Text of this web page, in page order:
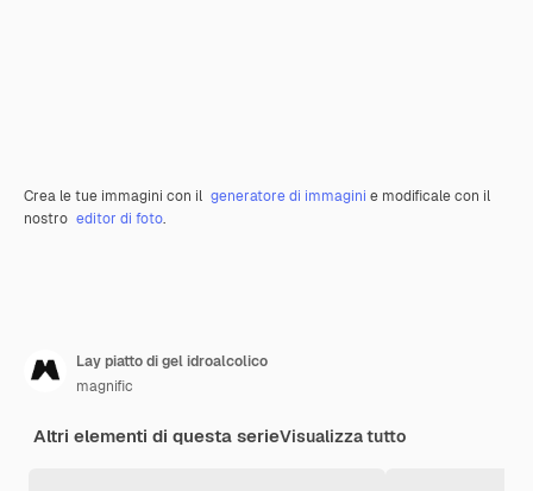
Crea le tue immagini con il generatore di immagini e modificale con il
nostro editor di foto.
Lay piatto di gel idroalcolico
magnific
Altri elementi di questa serieVisualizza tutto